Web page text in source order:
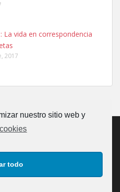
nuestro sitio web y
todo
ya que por temas de trabajo
calle San Bernardo de Las Palmas
La vida en correspondencia
2017
COOKIES (UE)